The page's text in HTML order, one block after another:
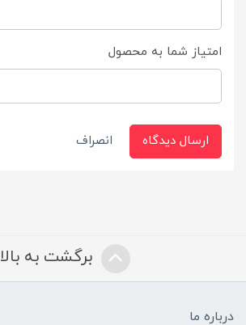
امتیاز شما به محصول
ارسال دیدگاه انصراف
برگشت به بالا
درباره ما